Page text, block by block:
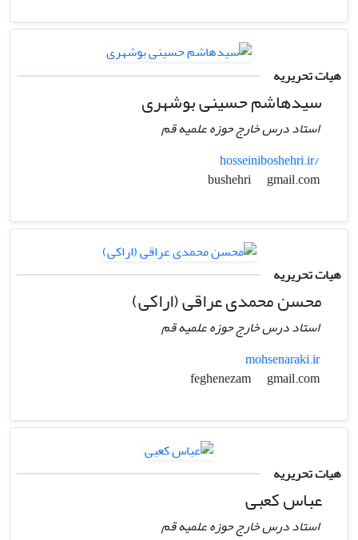
هیات تحریریه
سیدهاشم حسینی بوشهری
استاد درس خارج حوزه علمیه قم
hosseiniboshehri.ir/
gmail.com
هیات تحریریه
محسن محمدی عراقی (اراکی)
استاد درس خارج حوزه علمیه قم
mohsenaraki.ir
gmail.com
هیات تحریریه
عباس کعبی
استاد درس خارج حوزه علمیه قم